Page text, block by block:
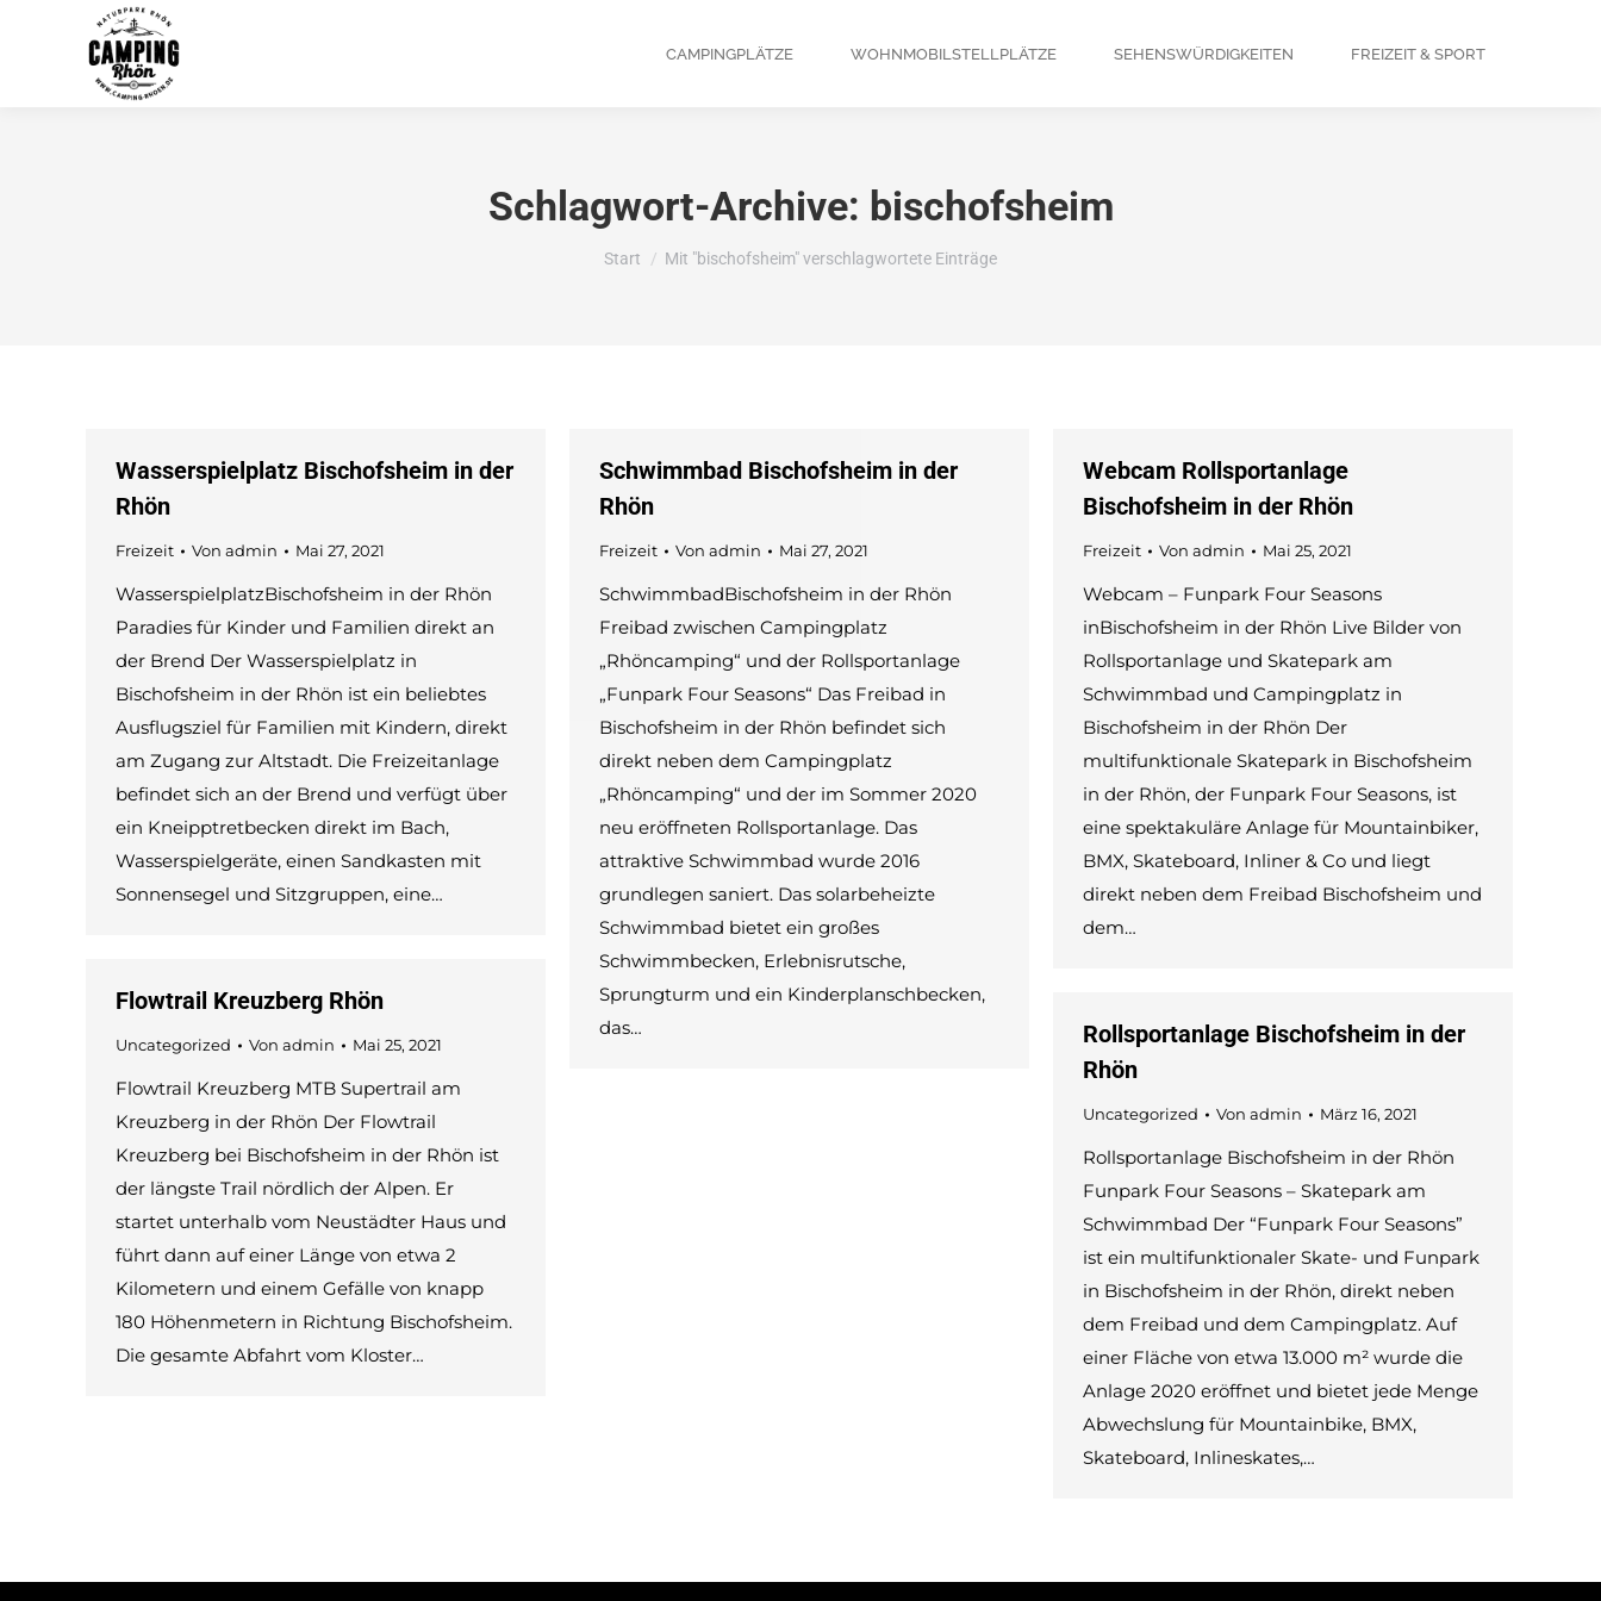
CAMPINGPLÄTZE WOHNMOBILSTELLPLÄTZE SEHENSWÜRDIGKEITEN FREIZEIT & SPORT
Schlagwort-Archive: bischofsheim
Sie befinden sich hier:
Start Mit "bischofsheim" verschlagwortete Einträge
Wasserspielplatz Bischofsheim in der
Rhön
Freizeit Von admin Mai 27, 2021
WasserspielplatzBischofsheim in der Rhön
Paradies für Kinder und Familien direkt an
der Brend Der Wasserspielplatz in
Bischofsheim in der Rhön ist ein beliebtes
Ausflugsziel für Familien mit Kindern, direkt
am Zugang zur Altstadt. Die Freizeitanlage
befindet sich an der Brend und verfügt über
ein Kneipptretbecken direkt im Bach,
Wasserspielgeräte, einen Sandkasten mit
Sonnensegel und Sitzgruppen, eine…
Schwimmbad Bischofsheim in der
Rhön
Freizeit Von admin Mai 27, 2021
SchwimmbadBischofsheim in der Rhön
Freibad zwischen Campingplatz
„Rhöncamping“ und der Rollsportanlage
„Funpark Four Seasons“ Das Freibad in
Bischofsheim in der Rhön befindet sich
direkt neben dem Campingplatz
„Rhöncamping“ und der im Sommer 2020
neu eröffneten Rollsportanlage. Das
attraktive Schwimmbad wurde 2016
grundlegen saniert. Das solarbeheizte
Schwimmbad bietet ein großes
Schwimmbecken, Erlebnisrutsche,
Sprungturm und ein Kinderplanschbecken,
das…
Webcam Rollsportanlage
Bischofsheim in der Rhön
Freizeit Von admin Mai 25, 2021
Webcam – Funpark Four Seasons
inBischofsheim in der Rhön Live Bilder von
Rollsportanlage und Skatepark am
Schwimmbad und Campingplatz in
Bischofsheim in der Rhön Der
multifunktionale Skatepark in Bischofsheim
in der Rhön, der Funpark Four Seasons, ist
eine spektakuläre Anlage für Mountainbiker,
BMX, Skateboard, Inliner & Co und liegt
direkt neben dem Freibad Bischofsheim und
dem…
Flowtrail Kreuzberg Rhön
Uncategorized Von admin Mai 25, 2021
Flowtrail Kreuzberg MTB Supertrail am
Kreuzberg in der Rhön Der Flowtrail
Kreuzberg bei Bischofsheim in der Rhön ist
der längste Trail nördlich der Alpen. Er
startet unterhalb vom Neustädter Haus und
führt dann auf einer Länge von etwa 2
Kilometern und einem Gefälle von knapp
180 Höhenmetern in Richtung Bischofsheim.
Die gesamte Abfahrt vom Kloster…
Rollsportanlage Bischofsheim in der
Rhön
Uncategorized Von admin März 16, 2021
Rollsportanlage Bischofsheim in der Rhön
Funpark Four Seasons – Skatepark am
Schwimmbad Der “Funpark Four Seasons”
ist ein multifunktionaler Skate- und Funpark
in Bischofsheim in der Rhön, direkt neben
dem Freibad und dem Campingplatz. Auf
einer Fläche von etwa 13.000 m² wurde die
Anlage 2020 eröffnet und bietet jede Menge
Abwechslung für Mountainbike, BMX,
Skateboard, Inlineskates,…